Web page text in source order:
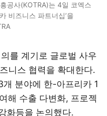
공사(KOTRA)는 4일 코엑스
비즈니스 파트너십’을
를 계기로 글로벌 사우
니스 협력을 확대한다.
분야에 한-아프리카 1
해 수출 다변화, 프로젝
화등을 논의했다.